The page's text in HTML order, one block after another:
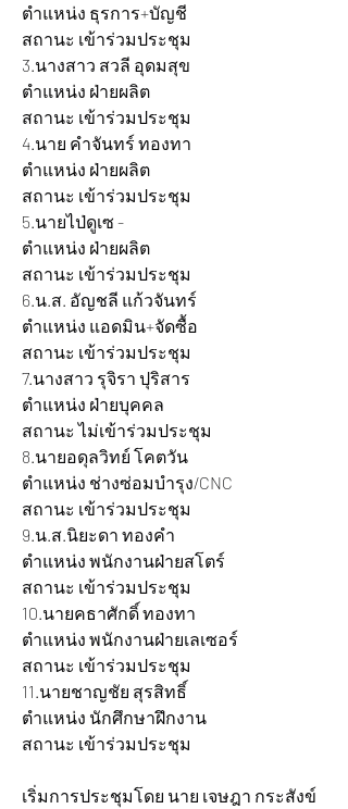
ตำแหน่ง ธุรการ+บัญชี
สถานะ เข้าร่วมประชุม
3.นางสาว สวลี อุดมสุข
ตำแหน่ง ฝ่ายผลิต
สถานะ เข้าร่วมประชุม
4.นาย คำจันทร์ ทองทา
ตำแหน่ง ฝ่ายผลิต
สถานะ เข้าร่วมประชุม
5.นายไป่ดูเซ -
ตำแหน่ง ฝ่ายผลิต
สถานะ เข้าร่วมประชุม
6.น.ส. อัญชลี แก้วจันทร์
ตำแหน่ง แอดมิน+จัดซื้อ
สถานะ เข้าร่วมประชุม
7.นางสาว รุจิรา ปุริสาร
ตำแหน่ง ฝ่ายบุคคล
สถานะ ไม่เข้าร่วมประชุม
8.นายอดุลวิทย์ โคตวัน
ตำแหน่ง ช่างซ่อมบำรุง/CNC
สถานะ เข้าร่วมประชุม
9.น.ส.นิยะดา ทองคำ
ตำแหน่ง พนักงานฝ่ายสโตร์
สถานะ เข้าร่วมประชุม
10.นายคธาศักดิ์ ทองทา
ตำแหน่ง พนักงานฝ่ายเลเซอร์
สถานะ เข้าร่วมประชุม
11.นายชาญชัย สุรสิทธิ์
ตำแหน่ง นักศึกษาฝึกงาน
สถานะ เข้าร่วมประชุม
เริ่มการประชุมโดย นาย เจษฎา กระสังข์